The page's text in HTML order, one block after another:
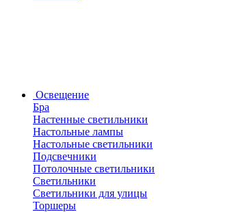
Освещение
Бра
Настенные светильники
Настольные лампы
Настольные светильники
Подсвечники
Потолочные светильники
Светильники
Светильники для улицы
Торшеры